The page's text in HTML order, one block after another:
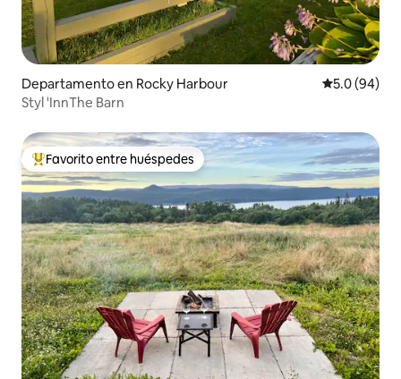
Departamento en Rocky Harbour Calificación
5.0 (94)
Styl 'InnThe Barn
De los mejores en Favorito entre huéspedes
Favorito entre huéspedes